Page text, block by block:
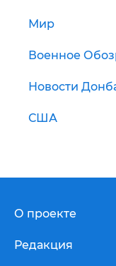
Мир
Военное
Новости
США
О проекте
Редакция